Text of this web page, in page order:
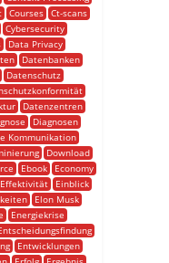
Courses Ct-scans
Cybersecurity
Data Privacy
Datenbanken
Datenschutz
Datenzentren
Diagnosen
Kommunikation
Download
Ebook
Economy
Effektivität
Einblick
Elon Musk
Energiekrise
Entwicklungen